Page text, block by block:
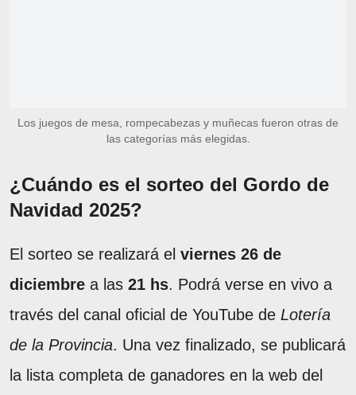
Los juegos de mesa, rompecabezas y muñecas fueron otras de
las categorías más elegidas.
¿Cuándo es el sorteo del Gordo de
Navidad 2025?
El sorteo se realizará el viernes 26 de
diciembre a las 21 hs. Podrá verse en vivo a
través del canal oficial de YouTube de Lotería
de la Provincia. Una vez finalizado, se publicará
la lista completa de ganadores en la web del